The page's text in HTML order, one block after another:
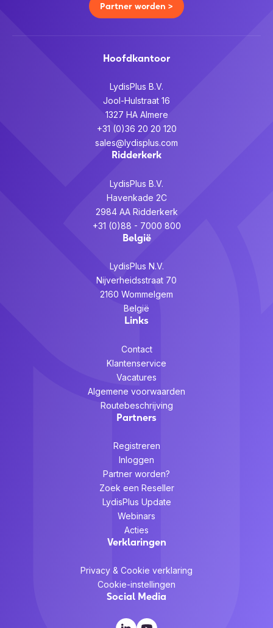
Partner worden >
Hoofdkantoor
LydisPlus B.V.
Jool-Hulstraat 16
1327 HA Almere
+31 (0)36 20 20 120
sales@lydisplus.com
Ridderkerk
LydisPlus B.V.
Havenkade 2C
2984 AA Ridderkerk
+31 (0)88 - 7000 800
België
LydisPlus N.V.
Nijverheidsstraat 70
2160 Wommelgem
België
Links
Contact
Klantenservice
Vacatures
Algemene voorwaarden
Routebeschrijving
Partners
Registreren
Inloggen
Partner worden?
Zoek een Reseller
LydisPlus Update
Webinars
Acties
Verklaringen
Privacy & Cookie verklaring
Cookie-instellingen
Social Media